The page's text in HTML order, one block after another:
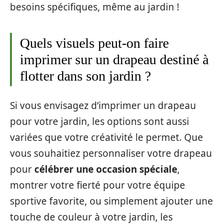
besoins spécifiques, même au jardin !
Quels visuels peut-on faire
imprimer sur un drapeau destiné à
flotter dans son jardin ?
Si vous envisagez d’imprimer un drapeau
pour votre jardin, les options sont aussi
variées que votre créativité le permet. Que
vous souhaitiez personnaliser votre drapeau
pourcélébrer une occasion spéciale,
montrer votre fierté pour votre équipe
sportive favorite, ou simplement ajouter une
touche de couleur à votre jardin, les